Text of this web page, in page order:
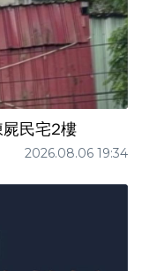
民宅2樓
2026.08.06 19:34